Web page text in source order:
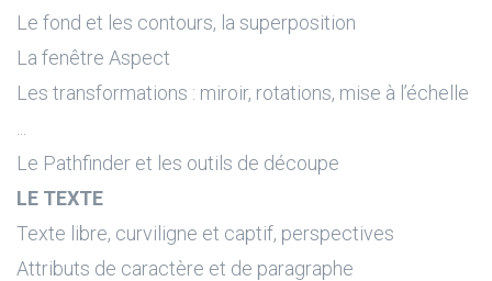
Le fond et les contours, la superposition
La fenêtre Aspect
Les transformations : miroir, rotations, mise à l’échelle
Le Pathfinder et les outils de découpe
LE TEXTE
Texte libre, curviligne et captif, perspectives
Attributs de caractère et de paragraphe